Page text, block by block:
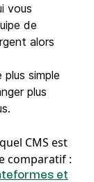
vous
de
alors
simple
plus
CMS est
comparatif :
et